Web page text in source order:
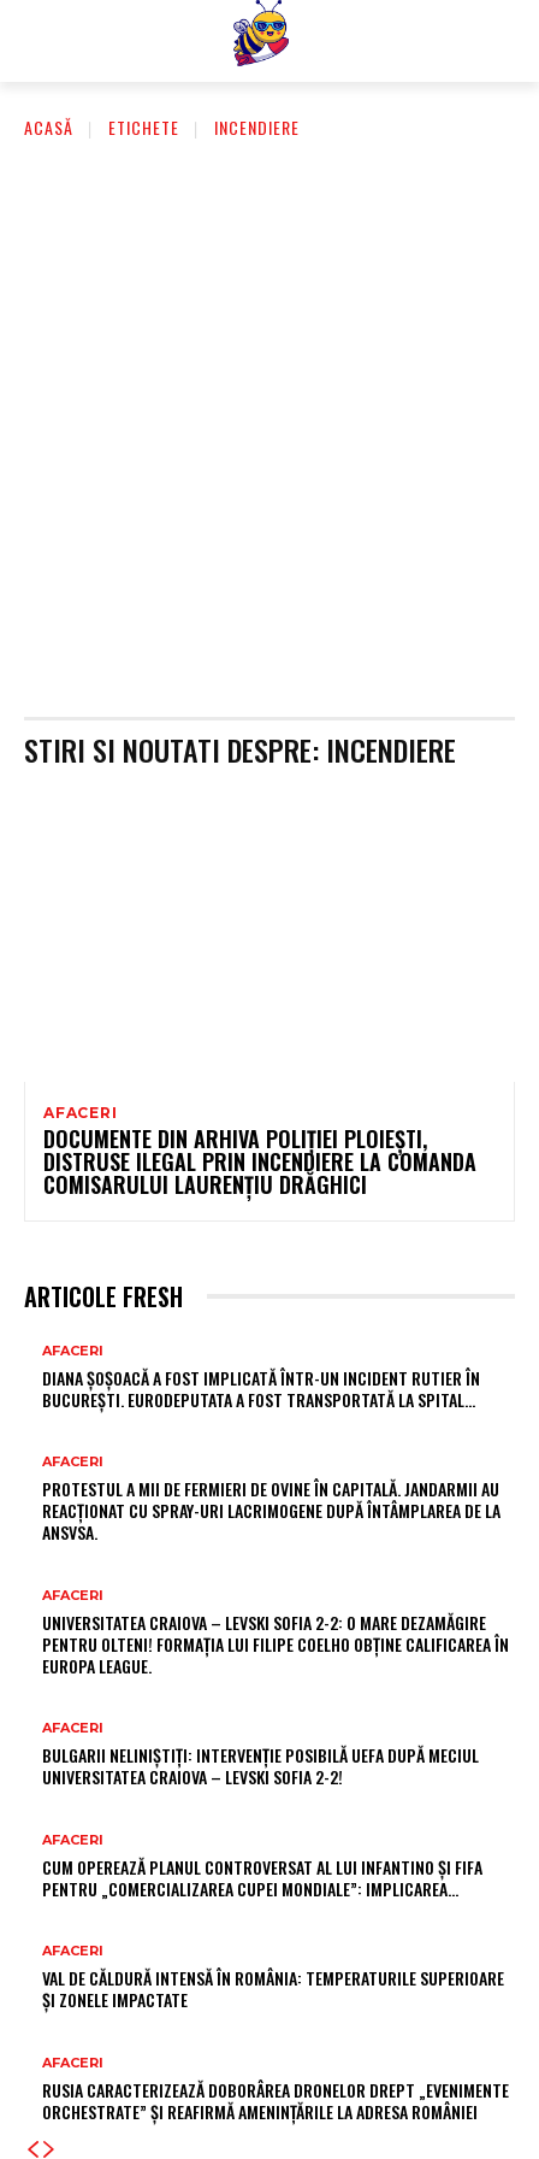
ACASĂ ETICHETE INCENDIERE
STIRI SI NOUTATI DESPRE: INCENDIERE
AFACERI
DOCUMENTE DIN ARHIVA POLIȚIEI PLOIEȘTI,
DISTRUSE ILEGAL PRIN INCENDIERE LA COMANDA
COMISARULUI LAURENȚIU DRĂGHICI
ARTICOLE FRESH
AFACERI
DIANA ȘOȘOACĂ A FOST IMPLICATĂ ÎNTR-UN INCIDENT RUTIER ÎN
BUCUREȘTI. EURODEPUTATA A FOST TRANSPORTATĂ LA SPITAL…
AFACERI
PROTESTUL A MII DE FERMIERI DE OVINE ÎN CAPITALĂ. JANDARMII AU
REACȚIONAT CU SPRAY-URI LACRIMOGENE DUPĂ ÎNTÂMPLAREA DE LA
ANSVSA.
AFACERI
UNIVERSITATEA CRAIOVA – LEVSKI SOFIA 2-2: O MARE DEZAMĂGIRE
PENTRU OLTENI! FORMAȚIA LUI FILIPE COELHO OBȚINE CALIFICAREA ÎN
EUROPA LEAGUE.
AFACERI
BULGARII NELINIȘTIȚI: INTERVENȚIE POSIBILĂ UEFA DUPĂ MECIUL
UNIVERSITATEA CRAIOVA – LEVSKI SOFIA 2-2!
AFACERI
CUM OPEREAZĂ PLANUL CONTROVERSAT AL LUI INFANTINO ȘI FIFA
PENTRU „COMERCIALIZAREA CUPEI MONDIALE”: IMPLICAREA…
AFACERI
VAL DE CĂLDURĂ INTENSĂ ÎN ROMÂNIA: TEMPERATURILE SUPERIOARE
ȘI ZONELE IMPACTATE
AFACERI
RUSIA CARACTERIZEAZĂ DOBORÂREA DRONELOR DREPT „EVENIMENTE
ORCHESTRATE” ȘI REAFIRMĂ AMENINȚĂRILE LA ADRESA ROMÂNIEI